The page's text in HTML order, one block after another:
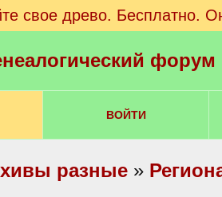
свое древо. Бесплатно.
ВОЙТИ
разные »